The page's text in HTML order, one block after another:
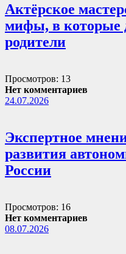
Актёрское
мифы, в которые
родители
Просмотров: 13
Нет комментариев
24.07.2026
Экспертное
развития
России
Просмотров: 16
Нет комментариев
08.07.2026